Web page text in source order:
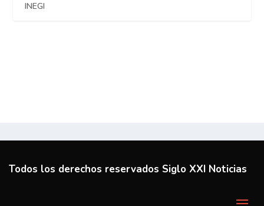
INEGI
Todos los derechos reservados Siglo XXI Noticias